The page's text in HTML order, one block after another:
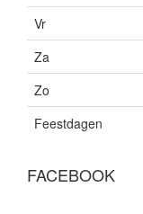
Vr
Za
Zo
Feestdagen
FACEBOOK